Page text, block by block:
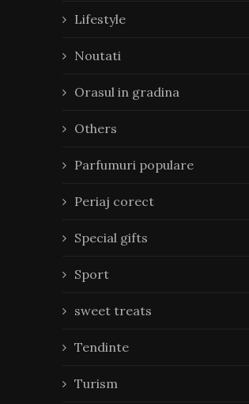
Lifestyle
Noutati
Orasul in gradina
Others
Parfumuri populare
Periaj corect
Special gifts
Sport
sweet treats
Tendinte
Turism